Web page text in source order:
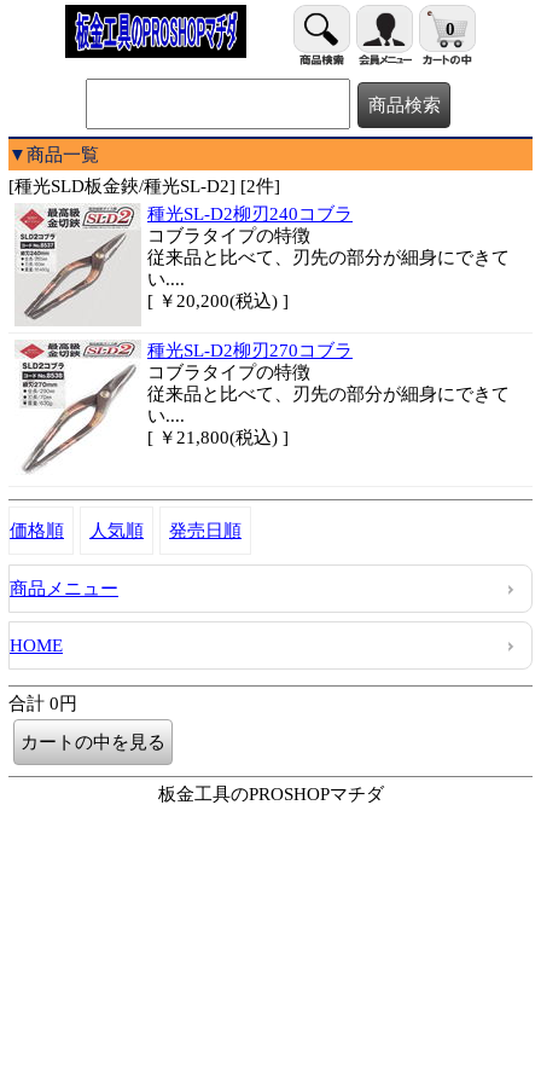
0
▼商品一覧
[種光SLD板金鋏/種光SL-D2] [2件]
種光SL-D2柳刃240コブラ
コブラタイプの特徴
従来品と比べて、刃先の部分が細身にできて
い....
[ ￥20,200(税込) ]
種光SL-D2柳刃270コブラ
コブラタイプの特徴
従来品と比べて、刃先の部分が細身にできて
い....
[ ￥21,800(税込) ]
価格順 人気順 発売日順
商品メニュー
HOME
合計 0円
板金工具のPROSHOPマチダ